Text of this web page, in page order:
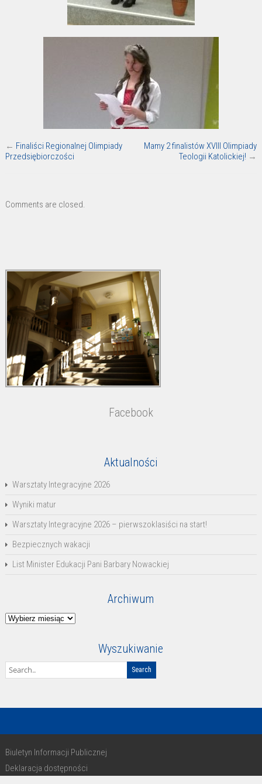
← Finaliści Regionalnej Olimpiady
Przedsiębiorczości
Mamy 2 finalistów XVIII Olimpiady
Teologii Katolickiej! →
Comments are closed.
Facebook
Aktualności
Warsztaty Integracyjne 2026
Wyniki matur
Warsztaty Integracyjne 2026 – pierwszoklasiści na start!
Bezpiecznych wakacji
List Minister Edukacji Pani Barbary Nowackiej
Archiwum
Archiwum
Wyszukiwanie
Biuletyn Informacji Publicznej
Deklaracja dostępności